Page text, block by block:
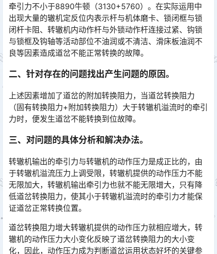
牵引力不小于8890牛顿（3130+5760）。在实际运用中
出现大量的辙机定反位内表示杆与机体磨卡、锁闭框与锁
闭杆卡阻、转辙机内动作杆与外锁动作杆连接过紧、钩锁
与锁框及钩轴等活动部位不油润或不清洁、滑床板油润不
良等因素造成道岔不能正常转换的故障。󠅅󠅃󠄵󠅂󠄪󠇖󠆨󠆨󠇕󠆞󠆒󠅬󠇘󠆭󠆘󠇙󠆝󠅵󠇗󠆭󠆁󠄐󠇗󠅹󠅸󠇖󠆍󠅳󠇖󠅹󠅰󠇖󠆌󠅹
二、针对存在的问题找出产生问题的原因。
上述因素增加了道岔的附加转换阻力，当道岔转换阻力
（固有转换阻力+附加转换阻力）大于转辙机溢流时的牵引
力时，便发生道岔不能转换到位故障。
三、对问题的具体分析和解决办法。
转辙机输出的牵引力与转辙机的动作压力是成正比的，由
于转辙机溢流压力上调受限，转辙机提供的动作压力不能
无限加大，转辙机输出牵引力也就不能无限增大，只有降
低道岔转换阻力，使其小于转辙机溢流时的牵引力才能保
证道岔正常转换位置。󠅅󠅃󠄵󠅂󠄪󠇖󠆨󠆨󠇕󠆞󠆒󠅬󠇘󠆭󠆘󠇙󠆝󠅵󠇗󠆭󠆁󠄐󠇗󠅹󠅸󠇖󠆍󠅳󠇖󠅹󠅰󠇖󠆌󠅹
道岔转换阻力增大转辙机提供的动作压力就相应增大，转
辙机的动作压力大小变化反映了道岔转换阻力的大小变
化，因此，动作压力成为判断道岔运用状态好坏的关键参